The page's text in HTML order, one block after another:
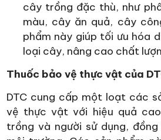
cây trồng đặc thù, như
màu, cây ăn quả, cây
phẩm này giúp tối ưu hóa
loại cây, nâng cao chất
Thuốc bảo vệ thực vật của
DTC cung cấp một loạt các
vệ thực vật với hiệu quả
trồng và người sử dụng,